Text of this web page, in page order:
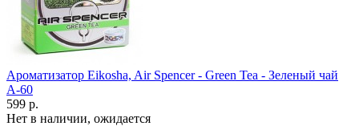
Ароматизатор Eikosha, Air Spencer - Green Tea - Зеленый чай
A-60
599 р.
Нет в наличии, ожидается